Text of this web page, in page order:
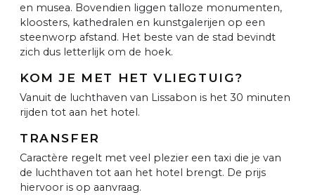
en musea. Bovendien liggen talloze monumenten,
kloosters, kathedralen en kunstgalerijen op een
steenworp afstand. Het beste van de stad bevindt
zich dus letterlijk om de hoek.
KOM JE MET HET VLIEGTUIG?
Vanuit de luchthaven van Lissabon is het 30 minuten
rijden tot aan het hotel.
TRANSFER
Caractère regelt met veel plezier een taxi die je van
de luchthaven tot aan het hotel brengt. De prijs
hiervoor is op aanvraag.